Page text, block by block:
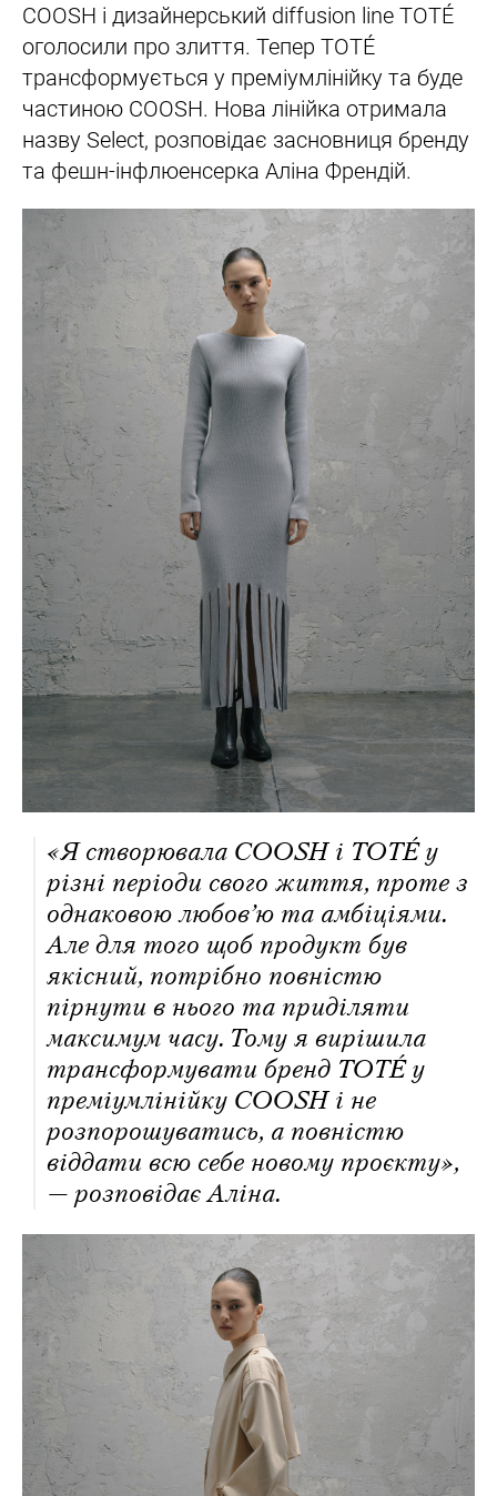
COOSH і дизайнерський diffusion line ТОТÉ
оголосили про злиття. Тепер ТОТÉ
трансформується у преміумлінійку та буде
частиною COOSH. Нова лінійка отримала
назву Select, розповідає засновниця бренду
та фешн-інфлюенсерка Аліна Френдій.
«Я створювала COOSH і ТОТÉ у
різні періоди свого життя, проте з
однаковою любов’ю та амбіціями.
Але для того щоб продукт був
якісний, потрібно повністю
пірнути в нього та приділяти
максимум часу. Тому я вирішила
трансформувати бренд ТОТÉ у
преміумлінійку COOSH і не
розпорошуватись, а повністю
віддати всю себе новому проєкту»,
— розповідає Аліна.